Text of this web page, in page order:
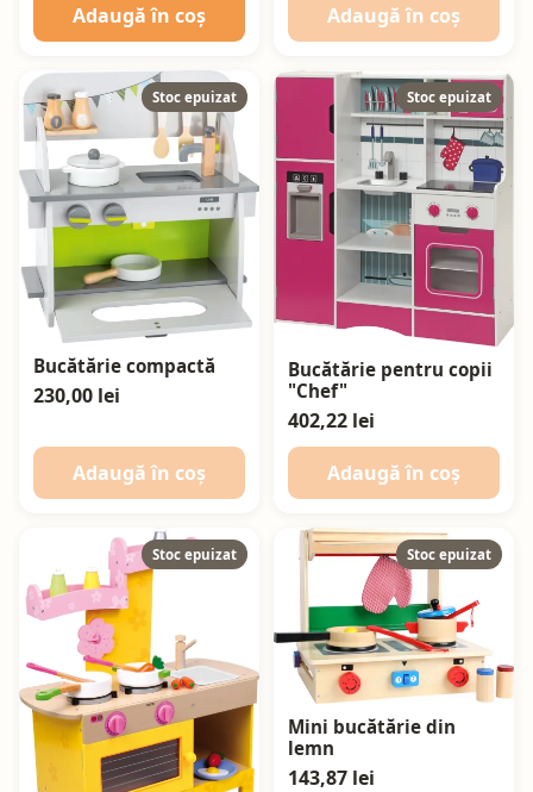
Adaugă în coș
Adaugă în coș
Stoc epuizat
Bucătărie compactă
230,00 lei
Adaugă în coș
Stoc epuizat
Bucătărie pentru copii
"Chef"
402,22 lei
Adaugă în coș
Stoc epuizat Stoc epuizat
Mini bucătărie din
lemn
143,87 lei